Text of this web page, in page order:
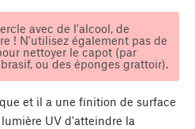
avec de l'alcool, de
! N'utilisez également pas de
nettoyer le capot (par
ou des éponges grattoir).
et il a une finition de surface
UV d'atteindre la